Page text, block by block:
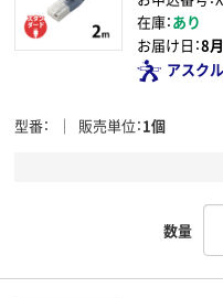
在庫：あり
お届け日：8
アスク
型番 販売単位 1個
数量